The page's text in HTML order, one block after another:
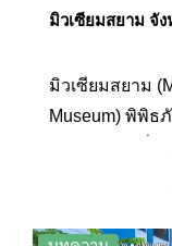
มิวเซียมสยาม จั
มิวเซียมสยาม
Museum) พิพิธ
พิพิธภัณฑ์ให้เป็
คลาสสิคที่เก่าแ